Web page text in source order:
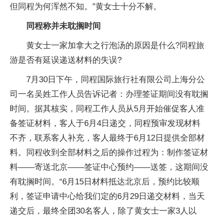
但同程为何浑然不知。”黄女士十分不解。
同程称并未耽搁时间
黄女士一家加拿大之行泡汤的原因是什么?同程旅
游是否有延误递送材料的失误?
7月30日下午，同程国际旅行社有限公司上海分公
司一名吴姓工作人员告诉记者：办理签证期间没有耽搁
时间。据其核实，同程工作人员从5月开始催促客人准
备签证材料，客人于6月4日递交，同程预审发现材料
不齐，联系客人补充，客人最终于6月12日提供全部材
料。同程收到全部材料之后的操作过程为：制作签证材
料——寄送北京——签证中心预约——送签，这期间没
有耽搁时间。“6月15日材料抵达北京后，预约比较顺
利，签证申请中心给我们定的6月29日递交材料，当天
递交后，最终全团30名客人，除了黄女士一家3人以